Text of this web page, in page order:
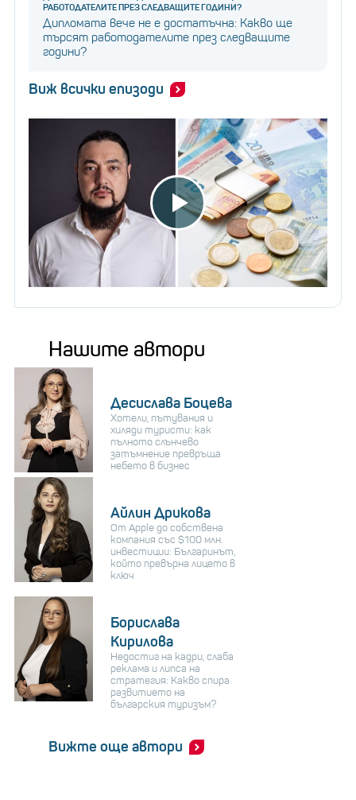
РАБОТОДАТЕЛИТЕ ПРЕЗ СЛЕДВАЩИТЕ ГОДИНИ?
Дипломата вече не е достатъчна: Какво ще
търсят работодателите през следващите
години?
Виж всички епизоди
Нашите автори
Десислава Боцева
Хотели, пътувания и
хиляди туристи: как
пълното слънчево
затъмнение превръща
небето в бизнес
Айлин Дрикова
От Apple до собствена
компания със $100 млн.
инвестиции: Българинът,
който превърна лицето в
ключ
Борислава
Кирилова
Недостиг на кадри, слаба
реклама и липса на
стратегия: Какво спира
развитието на
българския туризъм?
Вижте още автори